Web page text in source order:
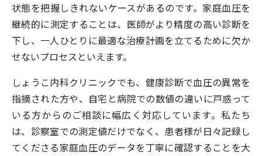
状態を把握しきれないケースがあるのです。家庭血圧を
継続的に測定することは、医師がより精度の高い診断を
下し、一人ひとりに最適な治療計画を立てるために欠か
せないプロセスといえます。
しょうこ内科クリニックでも、健康診断で血圧の異常を
指摘された方や、自宅と病院での数値の違いに戸惑って
いる方からのご相談に幅広く対応しています。私たち
は、診察室での測定値だけでなく、患者様が日々記録し
てくださる家庭血圧のデータを丁寧に確認することを大